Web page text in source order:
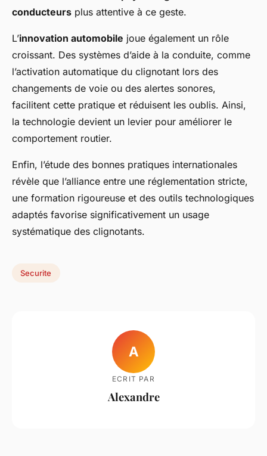
conducteurs plus attentive à ce geste.
L’innovation automobile joue également un rôle
croissant. Des systèmes d’aide à la conduite, comme
l’activation automatique du clignotant lors des
changements de voie ou des alertes sonores,
facilitent cette pratique et réduisent les oublis. Ainsi,
la technologie devient un levier pour améliorer le
comportement routier.
Enfin, l’étude des bonnes pratiques internationales
révèle que l’alliance entre une réglementation stricte,
une formation rigoureuse et des outils technologiques
adaptés favorise significativement un usage
systématique des clignotants.
Securite
A
ECRIT PAR
Alexandre